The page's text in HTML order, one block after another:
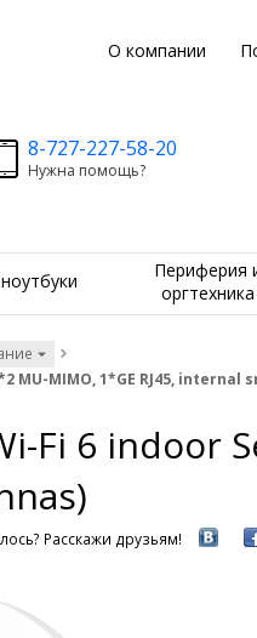
О компании
8-727-227-58-20
Нужна помощь?
Периферия
оргтехника
MU-MIMO, 1*GE RJ45, internal
Fi 6 indoor
Расскажи друзьям!